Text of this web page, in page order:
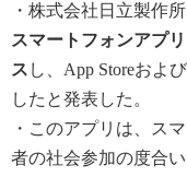
・株式会社日立製作所
スマートフォンアプ
ス し、App Storeおよ
したと発表した。
・このアプリは、ス
者の社会参加の度合